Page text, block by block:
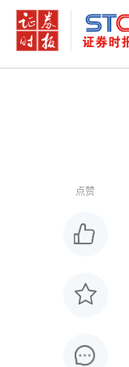
点赞